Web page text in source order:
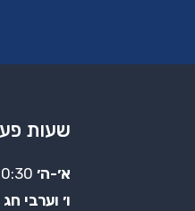
שעות
א׳-ה׳
ו׳ וערבי חג